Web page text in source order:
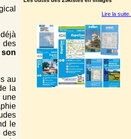
des
au
la
le
des
Lire la suite...